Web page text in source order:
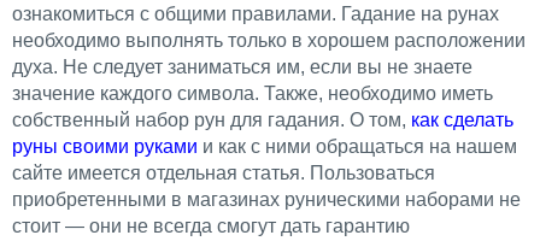
ознакомиться с общими правилами. Гадание на рунах
необходимо выполнять только в хорошем расположении
духа. Не следует заниматься им, если вы не знаете
значение каждого символа. Также, необходимо иметь
собственный набор рун для гадания. О том, как сделать
руны своими руками и как с ними обращаться на нашем
сайте имеется отдельная статья. Пользоваться
приобретенными в магазинах руническими наборами не
стоит — они не всегда смогут дать гарантию